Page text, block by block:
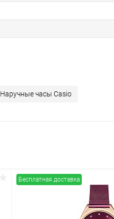
Наручные часы Casio
Бесплатная доставка